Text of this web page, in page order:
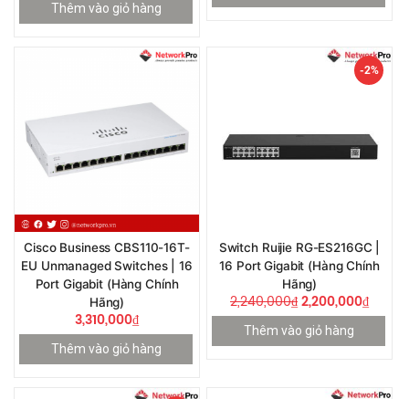
Thêm vào giỏ hàng
Cisco Business CBS110-16T-
EU Unmanaged Switches | 16
Port Gigabit (Hàng Chính
Hãng)
3,310,000₫
Thêm vào giỏ hàng
-2%
Switch Ruijie RG-ES216GC |
16 Port Gigabit (Hàng Chính
Hãng)
2,240,000₫2,200,000₫
Thêm vào giỏ hàng